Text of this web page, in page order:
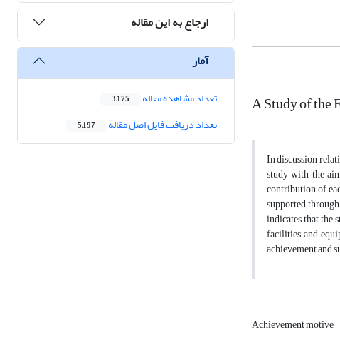
A Study of the
In discussion
study with the
contribution of
supported
indicates that the
facilities and
achievement and
Achievement motive
ارجاع به این مقاله
آمار
تعداد مشاهده مقاله 3,175
تعداد دریافت فایل اصل مقاله 5,197